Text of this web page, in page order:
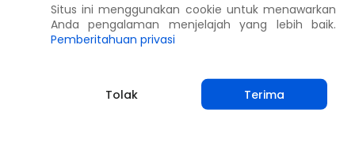
Situs ini menggunakan cookie untuk menawarkan
Anda pengalaman menjelajah yang lebih baik.
Pemberitahuan privasi
Tolak Terima